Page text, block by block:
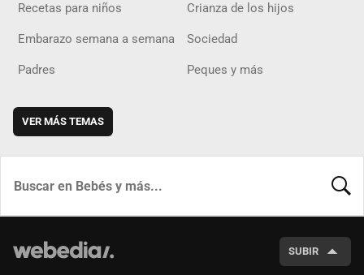
Recetas para niños Crianza de los hijos
Embarazo semana a semana Sociedad
Padres Peques y más
VER MÁS TEMAS
SUBIR